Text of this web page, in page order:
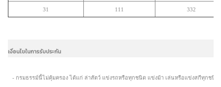
31 111 332
เงื่อนไขในการรับประกัน
- กรมธรรม์นี้ไม่คุ้มครอง ได้แก่ ล่าสัตว์ แข่งรถหรือทุกชนิด แข่งม้า เล่นหรือแข่งสกีทุกชนิด